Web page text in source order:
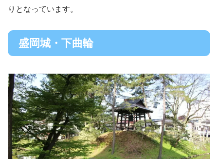
りとなっています。
盛岡城・下曲輪